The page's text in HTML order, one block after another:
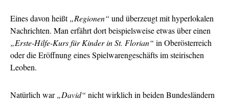
Eines davon heißt„Regionen“ und überzeugt mit hyperlokalen
Nachrichten. Man erfährt dort beispielsweise etwas über einen
„Erste-Hilfe-Kurs für Kinder in St. Florian“ in Oberösterreich
oder die Eröffnung eines Spielwarengeschäfts im steirischen
Leoben.
Natürlich war„David“ nicht wirklich in beiden Bundesländern